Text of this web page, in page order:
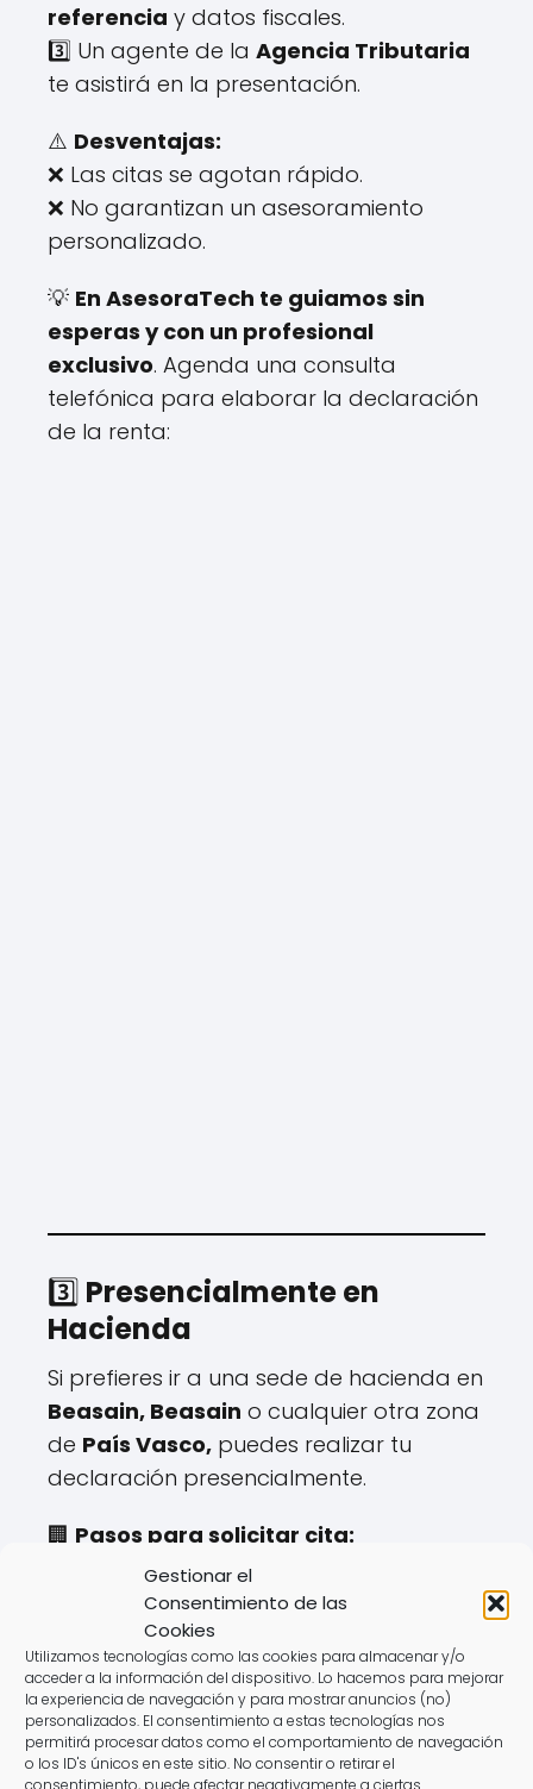
Gestionar el
Consentimiento de las
Cookies
Utilizamos tecnologías como las cookies para almacenar y/o
acceder a la información del dispositivo. Lo hacemos para mejorar
la experiencia de navegación y para mostrar anuncios (no)
personalizados. El consentimiento a estas tecnologías nos
permitirá procesar datos como el comportamiento de navegación
o los ID's únicos en este sitio. No consentir o retirar el
consentimiento, puede afectar negativamente a ciertas
referencia y datos fiscales.
3️⃣ Un agente de la Agencia Tributaria
te asistirá en la presentación.
⚠️ Desventajas:
❌ Las citas se agotan rápido.
❌ No garantizan un asesoramiento
personalizado.
💡 En AsesoraTech te guiamos sin
esperas y con un profesional
exclusivo. Agenda una consulta
telefónica para elaborar la declaración
de la renta:
3️⃣ Presencialmente en
Hacienda
Si prefieres ir a una sede de hacienda en
Beasain, Beasain o cualquier otra zona
de País Vasco, puedes realizar tu
declaración presencialmente.
🏢 Pasos para solicitar cita:
✔️ Disponible hasta el
✔️ Se gestiona a través de la web o
teléfono de laAgencia Tributaria
✔️ Requiere aportar documentación
específica.
⚠️Desventajas: